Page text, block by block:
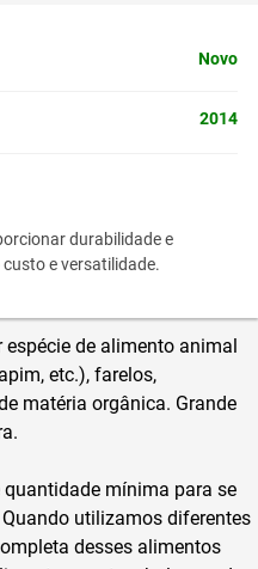
Novo
2014
durabilidade e
e versatilidade.
de alimento animal
etc.), farelos,
matéria orgânica. Grande
quantidade mínima para se
Quando utilizamos diferentes
desses alimentos